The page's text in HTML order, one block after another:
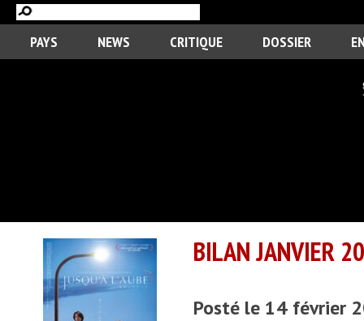
PAYS NEWS CRITIQUE DOSSIER
BILAN JANVIER
Posté le 14 février